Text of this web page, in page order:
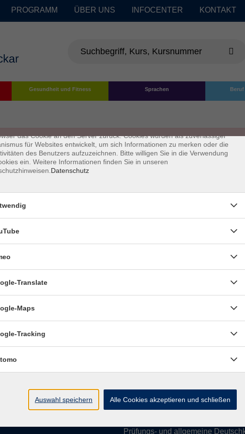
PROGRAMM ÜBER UNS INFOCENTER KONTAKT
Gesundheit und Fitness Sprachen
Öffnungszeiten:
9–12.30 Uhr
Mo–Do nachmittags:13.30–17 Uhr
Termine für Beratung nach
Öffnungszeiten des
Di9-12 Uhr
Mi9-12 Uhr
Do & Frgeschlossen
Prüfungs- und allgemeine
sind kleine Datenmengen, die von einer Website gesendet und vom
das Cookie an den Server zurück. Cookies wurden als zuverlässiger
für Websites entwickelt, um sich Informationen zu merken oder die
des Benutzers aufzuzeichnen. Bitte willigen Sie in die Verwendung
ein. Weitere Informationen finden Sie in unseren
Datenschutz
Translate
Maps
Tracking
Auswahl speichern Alle Cookies akzeptieren und schließen